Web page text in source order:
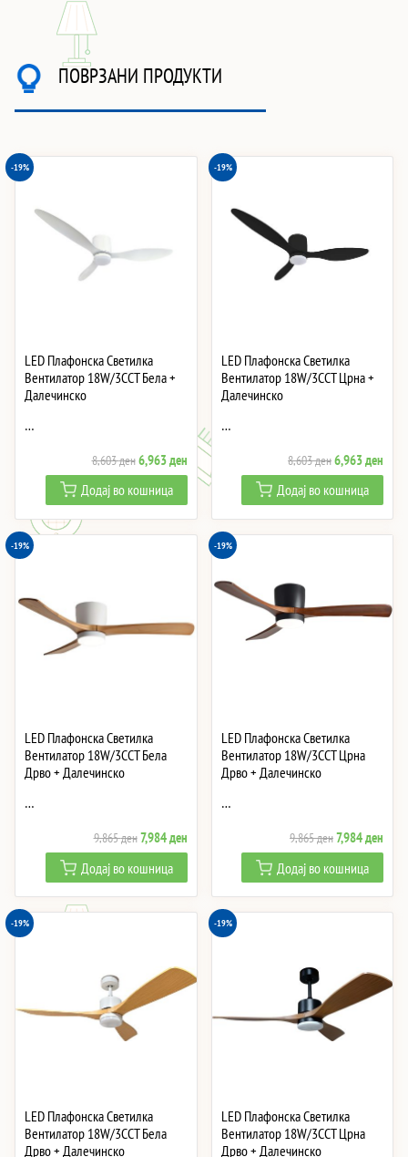
ПОВРЗАНИ ПРОДУКТИ
-19%
LED Плафонска Светилка
Вентилатор 18W/3CCT Бела +
Далечинско
…
8,603денOriginal
price
was:
8,603 ден.
6,963денCurrent
price
6,963 ден.
Додај во кошница
-19%
LED Плафонска Светилка
Вентилатор 18W/3CCT Црна +
Далечинско
…
8,603денOriginal
price
was:
8,603 ден.
6,963ден
price
Додај во кошница
-19%
LED Плафонска Светилка
Вентилатор 18W/3CCT Бела
Дрво + Далечинско
…
9,865денOriginal
price
was:
9,865 ден.
7,984денCurrent
price
is:
7,984 ден.
Додај во кошница
-19%
LED Плафонска Светилка
Вентилатор 18W/3CCT Црна
Дрво + Далечинско
…
9,865денOriginal
price
was:
9,865 ден.
7,984ден
price
is:
Додај во кошница
-19%
LED Плафонска Светилка
Вентилатор 18W/3CCT Бела
Дрво + Далечинско
-19%
LED Плафонска Светилка
Вентилатор 18W/3CCT Црна
Дрво + Далечинско